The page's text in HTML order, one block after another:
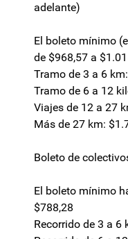
adelante)
El boleto mínimo
de $968,57 a
Tramo de 3 a 6
Tramo de 6 a 12
Viajes de 12 a 27
Más de 27 km:
Boleto de
El boleto mínimo
$788,28
Recorrido de 3 a 6